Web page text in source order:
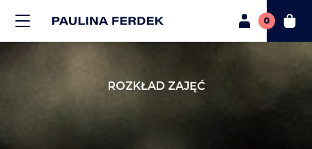
ROZKŁAD ZAJĘĆ
0